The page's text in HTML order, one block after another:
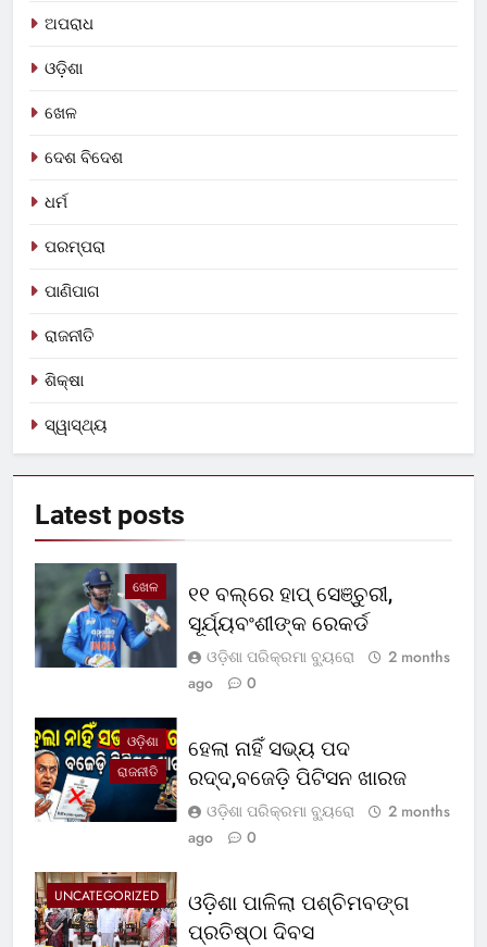
ଅପରାଧ
ଓଡ଼ିଶା
ଖେଳ
ଦେଶ ବିଦେଶ
ଧର୍ମ
ପରମ୍ପରା
ପାଣିପାଗ
ରାଜନୀତି
ଶିକ୍ଷା
ସ୍ୱାସ୍ଥ୍ୟ
Latest posts
ଖେଳ
୧୧ ବଲ୍‌ରେ ହାପ୍ ସେଞ୍ଚୁରୀ,
ସୂର୍ଯ୍ୟବଂଶୀଙ୍କ ରେକର୍ଡ
ଓଡ଼ିଶା ପରିକ୍ରମା ବ୍ୟୁରୋ
2 months
ago
0
ଓଡ଼ିଶା
ରାଜନୀତି
ହେଲା ନାହିଁ ସଭ୍ୟ ପଦ
ରଦ୍ଦ,ବଜେଡ଼ି ପିଟିସନ ଖାରଜ
ଓଡ଼ିଶା ପରିକ୍ରମା ବ୍ୟୁରୋ
2 months
ago
0
UNCATEGORIZED
ଓଡ଼ିଶା ପାଳିଲା ପଶ୍ଚିମବଙ୍ଗ
ପ୍ରତିଷ୍ଠା ଦିବସ